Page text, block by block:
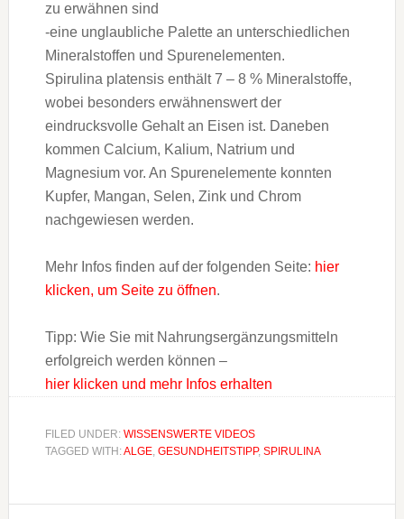
zu erwähnen sind
-eine unglaubliche Palette an unterschiedlichen
Mineralstoffen und Spurenelementen.
Spirulina platensis enthält 7 – 8 % Mineralstoffe,
wobei besonders erwähnenswert der
eindrucksvolle Gehalt an Eisen ist. Daneben
kommen Calcium, Kalium, Natrium und
Magnesium vor. An Spurenelemente konnten
Kupfer, Mangan, Selen, Zink und Chrom
nachgewiesen werden.
Mehr Infos finden auf der folgenden Seite: hier
klicken, um Seite zu öffnen.
Tipp: Wie Sie mit Nahrungsergänzungsmitteln
erfolgreich werden können –
hier klicken und mehr Infos erhalten
FILED UNDER: WISSENSWERTE VIDEOS
TAGGED WITH:ALGE, GESUNDHEITSTIPP, SPIRULINA